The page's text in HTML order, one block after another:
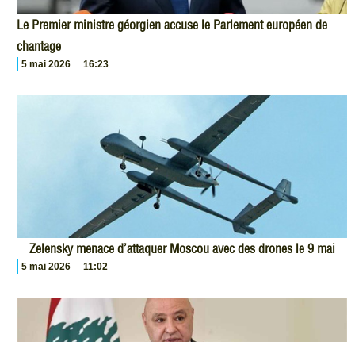
Le Premier ministre géorgien accuse le Parlement européen de
chantage
5 mai 2026 16:23
Zelensky menace d’attaquer Moscou avec des drones le 9 mai
5 mai 2026 11:02